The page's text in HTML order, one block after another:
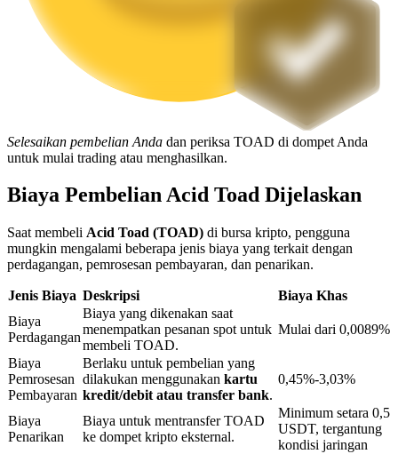
Launchpool
Staking fleksibel untuk mendapatkan token populer
Penguncian BTR
Investasi eksklusif untuk pemegang BTR
Selesaikan pembelian Anda dan periksa TOAD di dompet Anda
untuk mulai trading atau menghasilkan.
Biaya Pembelian Acid Toad Dijelaskan
Saat membeli Acid Toad (TOAD) di bursa kripto, pengguna
mungkin mengalami beberapa jenis biaya yang terkait dengan
perdagangan, pemrosesan pembayaran, dan penarikan.
Jenis Biaya Deskripsi
Biaya Khas
Biaya
Perdagangan
Biaya yang dikenakan saat
menempatkan pesanan spot untuk
membeli TOAD.
Mulai dari 0,0089%
Biaya
Pemrosesan
Pembayaran
Berlaku untuk pembelian yang
dilakukan menggunakan kartu
kredit/debit atau transfer bank.
0,45%-3,03%
Biaya
Penarikan
Biaya untuk mentransfer TOAD
ke dompet kripto eksternal.
Minimum setara 0,5
USDT, tergantung
kondisi jaringan